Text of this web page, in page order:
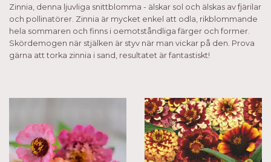
Zinnia, denna ljuvliga snittblomma - älskar sol och älskas av fjärilar
och pollinatörer. Zinnia är mycket enkel att odla, rikblommande
hela sommaren och finns i oemotståndliga färger och former.
Skördemogen när stjälken är styv när man vickar på den. Prova
gärna att torka zinnia i sand, resultatet är fantastiskt!